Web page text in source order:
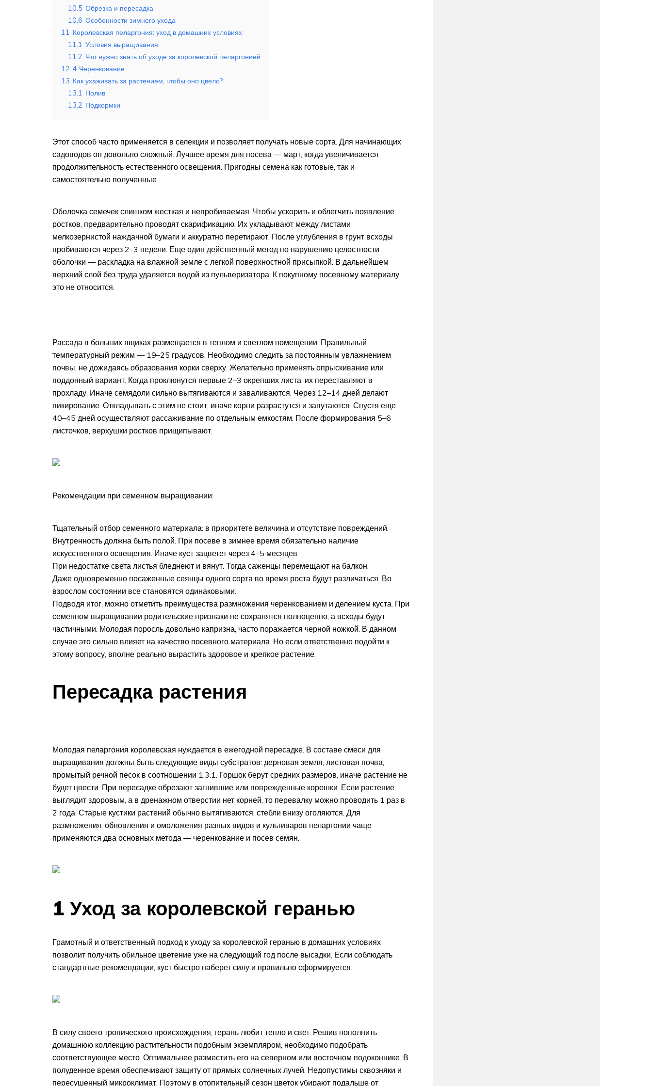
10.5 Обрезка и пересадка
10.6 Особенности зимнего ухода
11
Королевская пеларгония: уход в домашних условиях
11.1 Условия выращивания
11.2 Что нужно знать об уходе за королевской пеларгонией
12 4 Черенкование
13 Как ухаживать за растением, чтобы оно цвело?
13.1
Полив
13.2 Подкормки
Этот способ часто применяется в селекции и позволяет получать новые сорта. Для начинающих
садоводов он довольно сложный. Лучшее время для посева — март, когда увеличивается
продолжительность естественного освещения. Пригодны семена как готовые, так и
самостоятельно полученные.
Оболочка семечек слишком жесткая и непробиваемая. Чтобы ускорить и облегчить появление
ростков, предварительно проводят скарификацию. Их укладывают между листами
мелкозернистой наждачной бумаги и аккуратно перетирают. После углубления в грунт всходы
пробиваются через 2–3 недели. Еще один действенный метод по нарушению целостности
оболочки — раскладка на влажной земле с легкой поверхностной присыпкой. В дальнейшем
верхний слой без труда удаляется водой из пульверизатора. К покупному посевному материалу
это не относится.
Рассада в больших ящиках размещается в теплом и светлом помещении. Правильный
температурный режим — 19–25 градусов. Необходимо следить за постоянным увлажнением
почвы, не дожидаясь образования корки сверху. Желательно применять опрыскивание или
поддонный вариант. Когда проклюнутся первые 2–3 окрепших листа, их переставляют в
прохладу. Иначе семядоли сильно вытягиваются и заваливаются. Через 12–14 дней делают
пикирование. Откладывать с этим не стоит, иначе корни разрастутся и запутаются. Спустя еще
40–45 дней осуществляют рассаживание по отдельным емкостям. После формирования 5–6
листочков, верхушки ростков прищипывают.
Рекомендации при семенном выращивании:
Тщательный отбор семенного материала: в приоритете величина и отсутствие повреждений.
Внутренность должна быть полой. При посеве в зимнее время обязательно наличие
искусственного освещения. Иначе куст зацветет через 4–5 месяцев.
При недостатке света листья бледнеют и вянут. Тогда саженцы перемещают на балкон.
Даже одновременно посаженные сеянцы одного сорта во время роста будут различаться. Во
взрослом состоянии все становятся одинаковыми.
Подводя итог, можно отметить преимущества размножения черенкованием и делением куста. При
семенном выращивании родительские признаки не сохранятся полноценно, а всходы будут
частичными. Молодая поросль довольно капризна, часто поражается черной ножкой. В данном
случае это сильно влияет на качество посевного материала. Но если ответственно подойти к
этому вопросу, вполне реально вырастить здоровое и крепкое растение.
Пересадка растения
Молодая пеларгония королевская нуждается в ежегодной пересадке. В составе смеси для
выращивания должны быть следующие виды субстратов: дерновая земля, листовая почва,
промытый речной песок в соотношении 1:3:1. Горшок берут средних размеров, иначе растение не
будет цвести. При пересадке обрезают загнившие или поврежденные корешки. Если растение
выглядит здоровым, а в дренажном отверстии нет корней, то перевалку можно проводить 1 раз в
2 года. Старые кустики растений обычно вытягиваются, стебли внизу оголяются. Для
размножения, обновления и омоложения разных видов и культиваров пеларгонии чаще
применяются два основных метода — черенкование и посев семян.
1 Уход за королевской геранью
Грамотный и ответственный подход к уходу за королевской геранью в домашних условиях
позволит получить обильное цветение уже на следующий год после высадки. Если соблюдать
стандартные рекомендации, куст быстро наберет силу и правильно сформируется.
В силу своего тропического происхождения, герань любит тепло и свет. Решив пополнить
домашнюю коллекцию растительности подобным экземпляром, необходимо подобрать
соответствующее место. Оптимальнее разместить его на северном или восточном подоконнике. В
полуденное время обеспечивают защиту от прямых солнечных лучей. Недопустимы сквозняки и
пересушенный микроклимат. Поэтому в отопительный сезон цветок убирают подальше от